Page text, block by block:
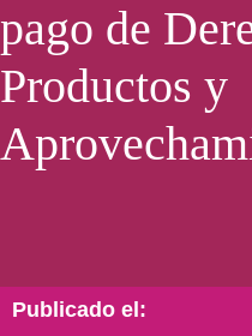
pago de
Productos y
Publicado el: